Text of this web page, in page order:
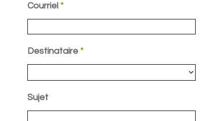
Courriel *
Destinataire *
Sujet